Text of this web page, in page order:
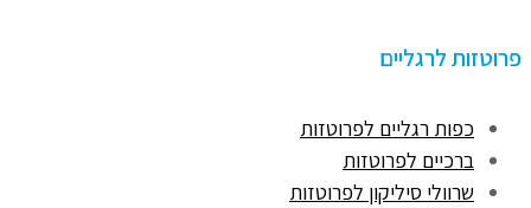
פרוטזות לרגליים
כפות רגליים לפרוטזות
ברכיים לפרוטזות
שרוולי סיליקון לפרוטזות